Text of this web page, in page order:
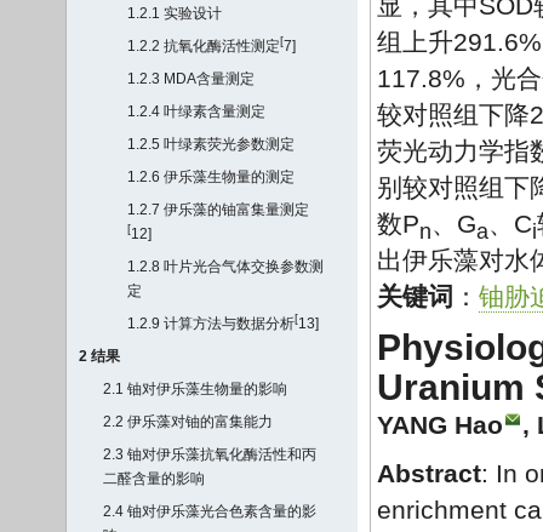
1.2.1 实验设计
1.2.2 抗氧化酶活性测定[7]
1.2.3 MDA含量测定
1.2.4 叶绿素含量测定
1.2.5 叶绿素荧光参数测定
1.2.6 伊乐藻生物量的测定
1.2.7 伊乐藻的铀富集量测定
[12]
1.2.8 叶片光合气体交换参数测
定
1.2.9 计算方法与数据分析[13]
2 结果
2.1 铀对伊乐藻生物量的影响
2.2 伊乐藻对铀的富集能力
2.3 铀对伊乐藻抗氧化酶活性和丙
二醛含量的影响
2.4 铀对伊乐藻光合色素含量的影
组上升
117.8%，光
较对照组下降
荧光动力学指
别较对照组下
数Pn、Ga、Ci
出伊乐藻对水
关键词 ： 铀胁
Uranium
YANG Hao ,
Abstract: In
enrichment